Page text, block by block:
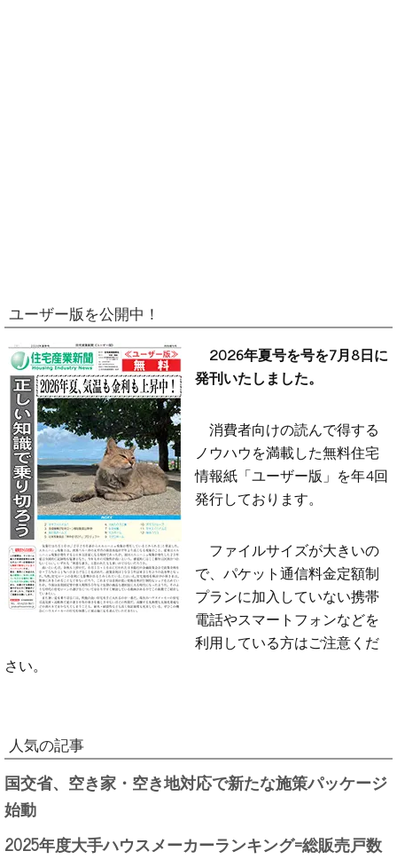
ユーザー版を公開中！
2026年夏号を号を7月8日に
発刊いたしました。
消費者向けの読んで得する
ノウハウを満載した無料住宅
情報紙「ユーザー版」を年4回
発行しております。
ファイルサイズが大きいの
で、パケット通信料金定額制
プランに加入していない携帯
電話やスマートフォンなどを
利用している方はご注意くだ
さい。
人気の記事
国交省、空き家・空き地対応で新たな施策パッケージ
始動
2025年度大手ハウスメーカーランキング=総販売戸数